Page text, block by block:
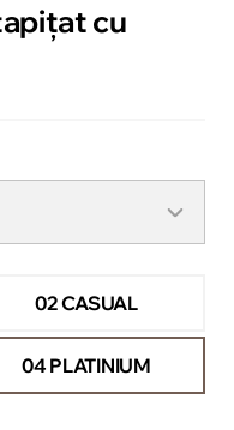
cu
02 CASUAL
04 PLATINIUM